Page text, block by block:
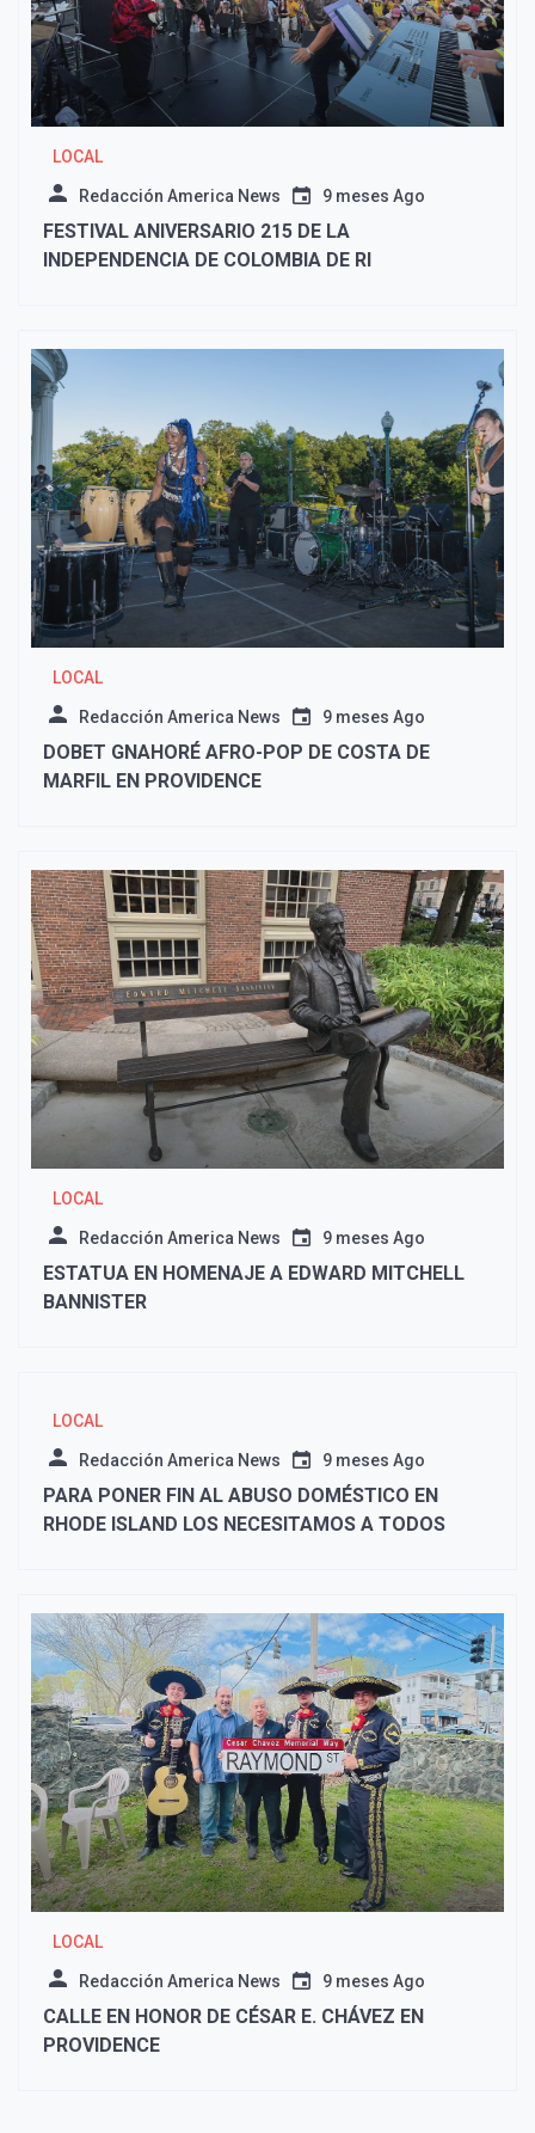
LOCAL
Redacción America News 9 meses Ago
FESTIVAL ANIVERSARIO 215 DE LA
INDEPENDENCIA DE COLOMBIA DE RI
LOCAL
Redacción America News 9 meses Ago
DOBET GNAHORÉ AFRO-POP DE COSTA DE
MARFIL EN PROVIDENCE
LOCAL
Redacción America News 9 meses Ago
ESTATUA EN HOMENAJE A EDWARD MITCHELL
BANNISTER
LOCAL
Redacción America News 9 meses Ago
PARA PONER FIN AL ABUSO DOMÉSTICO EN
RHODE ISLAND LOS NECESITAMOS A TODOS
LOCAL
Redacción America News 9 meses Ago
CALLE EN HONOR DE CÉSAR E. CHÁVEZ EN
PROVIDENCE